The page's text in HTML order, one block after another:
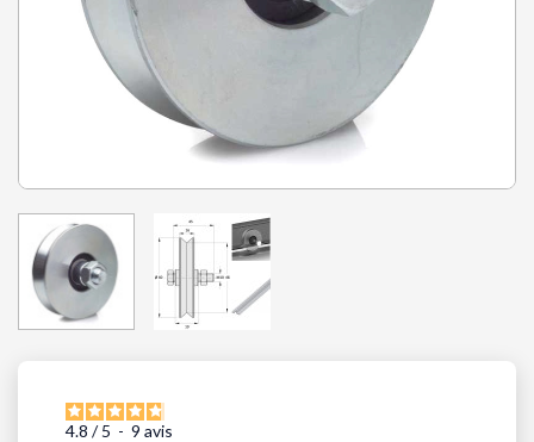
4.8 / 5 - 9 avis